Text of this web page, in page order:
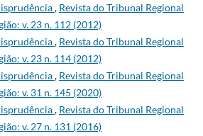
, Revista do Tribunal Regional
v. 23 n. 112 (2012)
, Revista do Tribunal Regional
v. 23 n. 114 (2012)
, Revista do Tribunal Regional
v. 31 n. 145 (2020)
, Revista do Tribunal Regional
v. 27 n. 131 (2016)